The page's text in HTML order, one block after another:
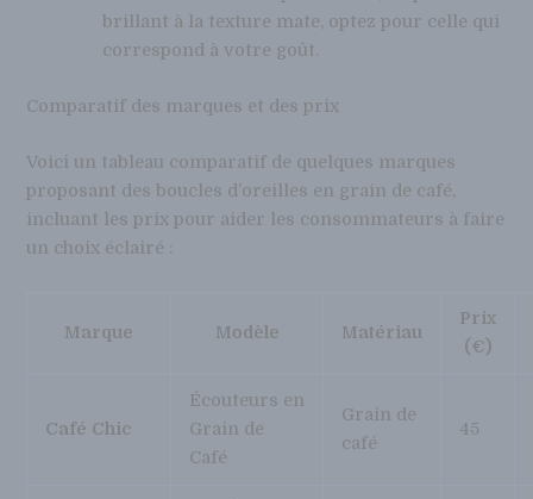
brillant à la texture mate, optez pour celle qui
correspond à votre goût.
Comparatif des marques et des prix
Voici un tableau comparatif de quelques marques
proposant des boucles d’oreilles en grain de café,
incluant les prix pour aider les consommateurs à faire
un choix éclairé :
Marque Modèle Matériau
Prix
(€)
Café Chic
Écouteurs en
Grain de
Café
Grain de
café
45